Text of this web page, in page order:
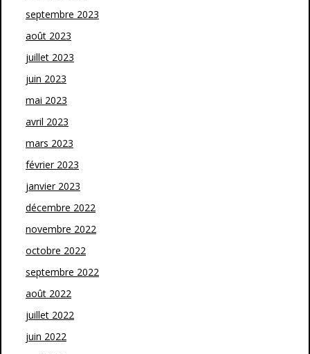
septembre 2023
août 2023
juillet 2023
juin 2023
mai 2023
avril 2023
mars 2023
février 2023
janvier 2023
décembre 2022
novembre 2022
octobre 2022
septembre 2022
août 2022
juillet 2022
juin 2022